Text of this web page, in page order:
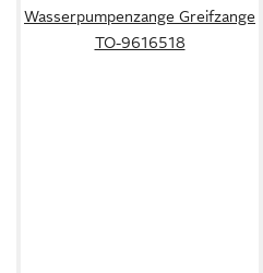
Wasserpumpenzange Greifzange
TO-9616518